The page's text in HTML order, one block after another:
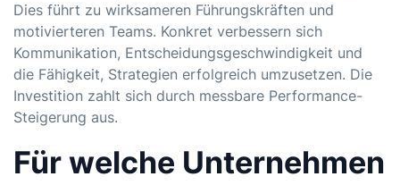
Dies führt zu wirksameren Führungskräften und
motivierteren Teams. Konkret verbessern sich
Kommunikation, Entscheidungsgeschwindigkeit und
die Fähigkeit, Strategien erfolgreich umzusetzen. Die
Investition zahlt sich durch messbare Performance-
Steigerung aus.
Für welche Unternehmen